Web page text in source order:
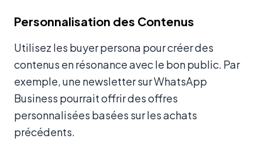
Personnalisation des Contenus
Utilisez les buyer persona pour créer des
contenus en résonance avec le bon public. Par
exemple, une newsletter sur WhatsApp
Business pourrait offrir des offres
personnalisées basées sur les achats
précédents.